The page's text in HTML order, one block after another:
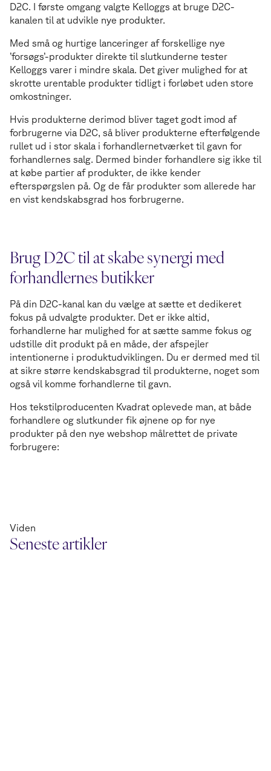
D2C. I første omgang valgte Kelloggs at bruge D2C-
kanalen til at udvikle nye produkter.
Med små og hurtige lanceringer af forskellige nye
’forsøgs’-produkter direkte til slutkunderne tester
Kelloggs varer i mindre skala. Det giver mulighed for at
skrotte urentable produkter tidligt i forløbet uden store
omkostninger.
Hvis produkterne derimod bliver taget godt imod af
forbrugerne via D2C, så bliver produkterne efterfølgende
rullet ud i stor skala i forhandlernetværket til gavn for
forhandlernes salg. Dermed binder forhandlere sig ikke til
at købe partier af produkter, de ikke kender
efterspørgslen på. Og de får produkter som allerede har
en vist kendskabsgrad hos forbrugerne.
Brug D2C til at skabe synergi med
forhandlernes butikker
På din D2C-kanal kan du vælge at sætte et dedikeret
fokus på udvalgte produkter. Det er ikke altid,
forhandlerne har mulighed for at sætte samme fokus og
udstille dit produkt på en måde, der afspejler
intentionerne i produktudviklingen. Du er dermed med til
at sikre større kendskabsgrad til produkterne, noget som
også vil komme forhandlerne til gavn.
Hos tekstilproducenten Kvadrat oplevede man, at både
forhandlere og slutkunder fik øjnene op for nye
produkter på den nye webshop målrettet de private
forbrugere:
Viden
Seneste artikler